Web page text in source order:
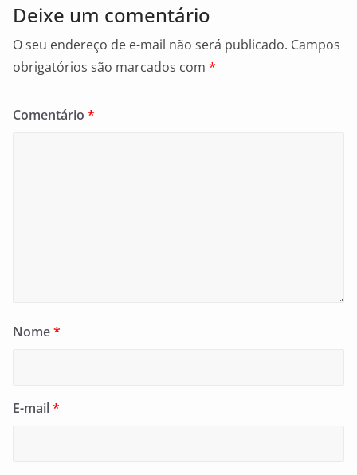
Deixe um comentário
O seu endereço de e-mail não será publicado. Campos
obrigatórios são marcados com *
Comentário *
Nome*
E-mail*